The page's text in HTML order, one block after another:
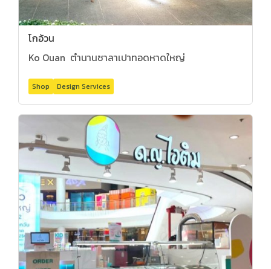
โกอ้วน
Ko Ouan ตำนานซาลาเปาทอดหาดใหญ่
Shop Design Services